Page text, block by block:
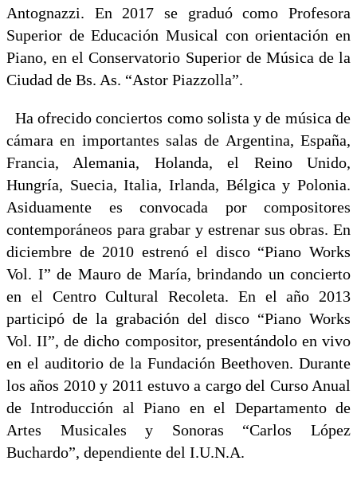
Antognazzi. En 2017 se graduó como Profesora
Superior de Educación Musical con orientación en
Piano, en el Conservatorio Superior de Música de la
Ciudad de Bs. As. “Astor Piazzolla”.
Ha ofrecido conciertos como solista y de música de
cámara en importantes salas de Argentina, España,
Francia, Alemania, Holanda, el Reino Unido,
Hungría, Suecia, Italia, Irlanda, Bélgica y Polonia.
Asiduamente es convocada por compositores
contemporáneos para grabar y estrenar sus obras. En
diciembre de 2010 estrenó el disco “Piano Works
Vol. I” de Mauro de María, brindando un concierto
en el Centro Cultural Recoleta. En el año 2013
participó de la grabación del disco “Piano Works
Vol. II”, de dicho compositor, presentándolo en vivo
en el auditorio de la Fundación Beethoven. Durante
los años 2010 y 2011 estuvo a cargo del Curso Anual
de Introducción al Piano en el Departamento de
Artes Musicales y Sonoras “Carlos López
Buchardo”, dependiente del I.U.N.A.